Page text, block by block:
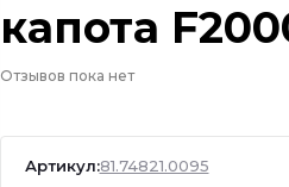
капота
Отзывов пока нет
Артикул:81.74821.0095